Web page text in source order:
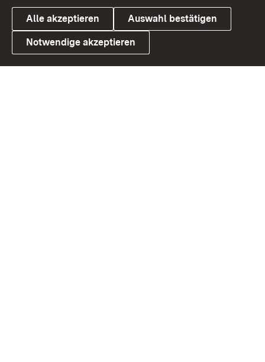
Link zum Landesportal
Alle akzeptieren Auswahl bestätigen
Notwendige akzeptieren